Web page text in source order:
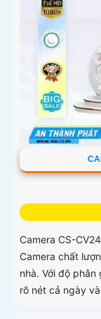
Camera CS-
Camera chất
nhà. Với độ phân
rõ nét cả ngày